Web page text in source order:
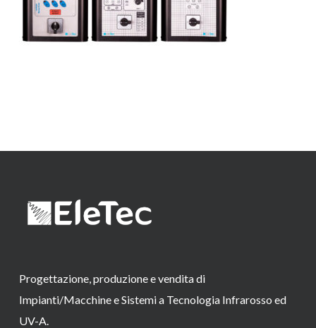
Progettazione, produzione e vendita di
Impianti/Macchine e Sistemi a Tecnologia Infrarosso ed
UV-A.